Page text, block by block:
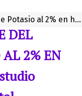
Efecto cicatrizante del Alumbre de Potasio al 2% en heridas crónicas. Estudio prospectivo, experimental